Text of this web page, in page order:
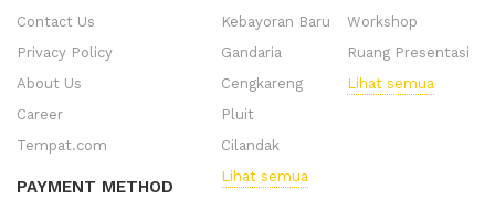
Contact Us
Privacy Policy
About Us
Career
Tempat.com
PAYMENT METHOD
Kebayoran Baru
Gandaria
Cengkareng
Pluit
Cilandak
Lihat semua
Workshop
Ruang Presentasi
Lihat semua